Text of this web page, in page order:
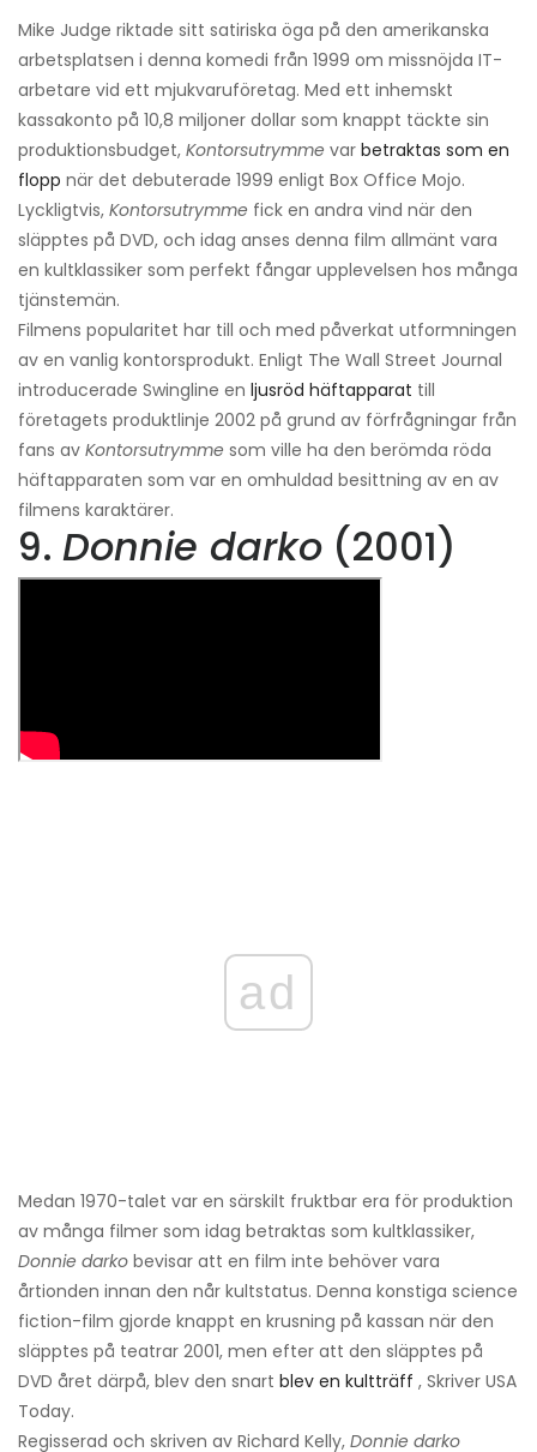
Mike Judge riktade sitt satiriska öga på den amerikanska
arbetsplatsen i denna komedi från 1999 om missnöjda IT-
arbetare vid ett mjukvaruföretag. Med ett inhemskt
kassakonto på 10,8 miljoner dollar som knappt täckte sin
produktionsbudget, Kontorsutrymme var betraktas som en
flopp när det debuterade 1999 enligt Box Office Mojo.
Lyckligtvis, Kontorsutrymme fick en andra vind när den
släpptes på DVD, och idag anses denna film allmänt vara
en kultklassiker som perfekt fångar upplevelsen hos många
tjänstemän.
Filmens popularitet har till och med påverkat utformningen
av en vanlig kontorsprodukt. Enligt The Wall Street Journal
introducerade Swingline en ljusröd häftapparat till
företagets produktlinje 2002 på grund av förfrågningar från
fans av Kontorsutrymme som ville ha den berömda röda
häftapparaten som var en omhuldad besittning av en av
filmens karaktärer.
9. Donnie darko (2001)
ad
Medan 1970-talet var en särskilt fruktbar era för produktion
av många filmer som idag betraktas som kultklassiker,
Donnie darko bevisar att en film inte behöver vara
årtionden innan den når kultstatus. Denna konstiga science
fiction-film gjorde knappt en krusning på kassan när den
släpptes på teatrar 2001, men efter att den släpptes på
DVD året därpå, blev den snart blev en kultträff , Skriver USA
Today.
Regisserad och skriven av Richard Kelly, Donnie darko